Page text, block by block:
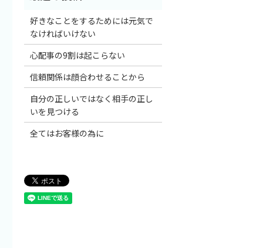
好きなことをするためには元気で
なければいけない
心配事の9割は起こらない
信頼関係は顔合わせることから
自分の正しいではなく相手の正し
いを見つける
全てはお客様の為に